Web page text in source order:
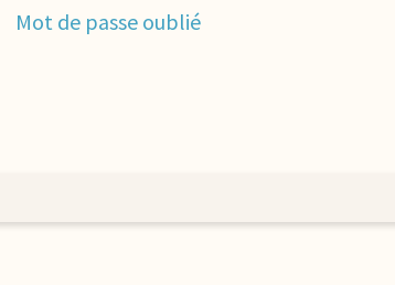
Mot de passe oublié